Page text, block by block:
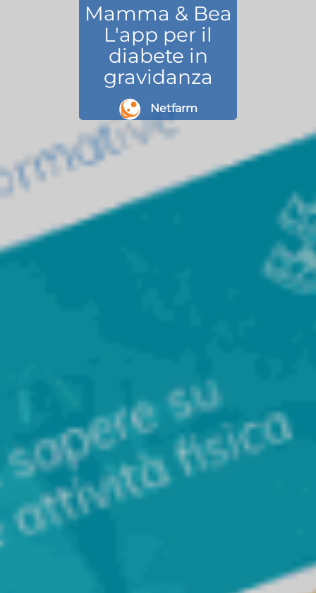
Mamma & Bea
L'app per il
diabete in
gravidanza
Netfarm